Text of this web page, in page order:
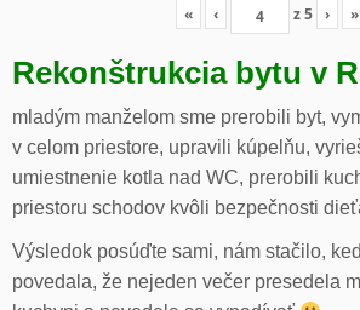
« ‹ z5 › »
Rekonštrukcia bytu v
mladým manželom sme prerobili byt,
v celom priestore, upravili kúpelňu,
umiestnenie kotla nad WC, prerobili
priestoru schodov kvôli bezpečnosti
Výsledok posúďte sami, nám stačilo,
povedala, že nejeden večer presedela